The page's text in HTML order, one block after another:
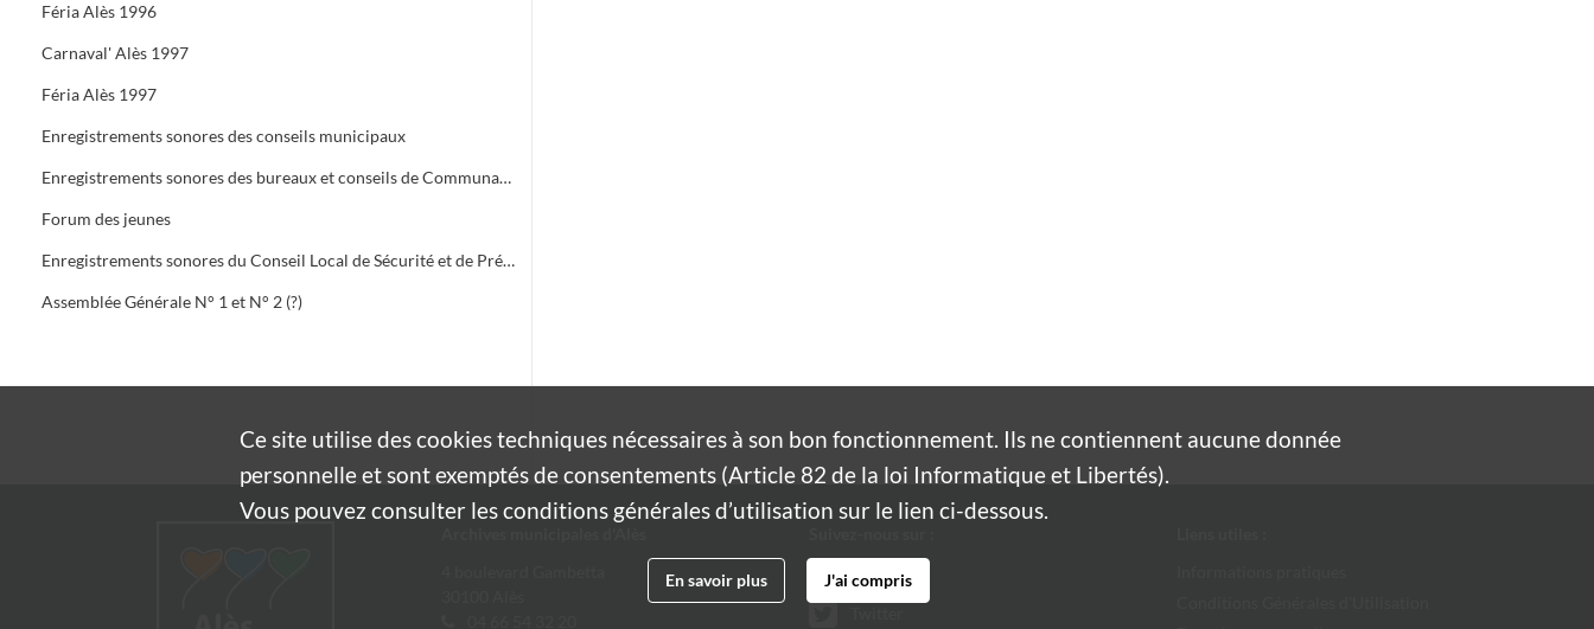
Féria Alès 1996
Carnaval' Alès 1997
Féria Alès 1997
Enregistrements sonores des conseils municipaux
Enregistrements sonores des bureaux et conseils de Communauté
Forum des jeunes
Enregistrements sonores du Conseil Local de Sécurité et de Prévention de la Délinquance (C.L.S.P.D.)
Assemblée Générale N° 1 et N° 2 (?)
Facebook
Ce site utilise descookiestechniques nécessaires à son bon fonctionnement. Ils ne contiennent aucune donnée
personnelle et sont exemptés de consentements (Article 82 de la loi Informatique et Libertés).
Vous pouvez consulter les conditions générales d’utilisation sur le lien ci-dessous.
En savoir plus J'ai compris